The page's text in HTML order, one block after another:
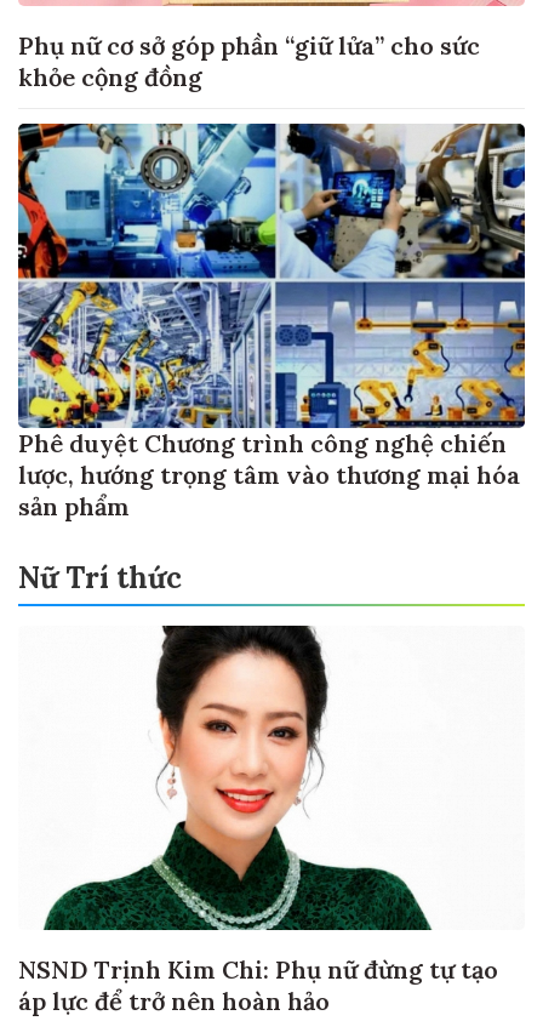
Phụ nữ cơ sở góp phần “giữ lửa” cho sức
khỏe cộng đồng
Phê duyệt Chương trình công nghệ chiến
lược, hướng trọng tâm vào thương mại hóa
sản phẩm
Nữ Trí thức
NSND Trịnh Kim Chi: Phụ nữ đừng tự tạo
áp lực để trở nên hoàn hảo